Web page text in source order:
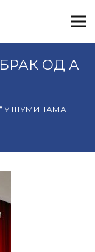
ОД А
У ШУМИЦАМА